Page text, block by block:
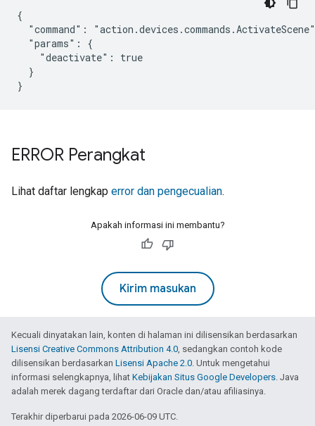
{
"command":
  "params": {
    "deactivate": true
  }
}
ERROR Perangkat
Lihat daftar lengkap error dan pengecualian.
Apakah informasi ini membantu?
Kirim masukan
Kecuali dinyatakan lain, konten di halaman ini dilisensikan berdasarkan
Lisensi Creative Commons Attribution 4.0, sedangkan contoh kode
dilisensikan berdasarkan Lisensi Apache 2.0. Untuk mengetahui
informasi selengkapnya, lihat Kebijakan Situs Google Developers. Java
adalah merek dagang terdaftar dari Oracle dan/atau afiliasinya.
Terakhir diperbarui pada 2026-06-09 UTC.